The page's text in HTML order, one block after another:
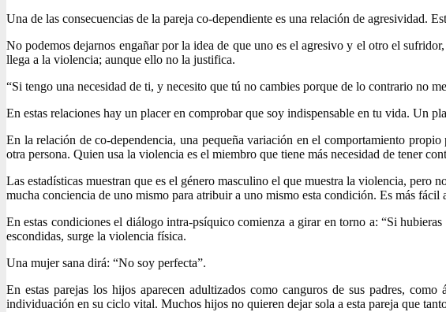
Una de las consecuencias de la pareja co-dependiente es una relación de agresividad.
No podemos dejarnos engañar por la idea de que uno es el agresivo y el otro el
llega a la violencia; aunque ello no la justifica.
“Si tengo una necesidad de ti, y necesito que tú no cambies porque de lo contrario no
En estas relaciones hay un placer en comprobar que soy indispensable en tu vida. Un
En la relación de co-dependencia, una pequeña variación en el comportamiento
otra persona. Quien usa la violencia es el miembro que tiene más necesidad de tener
Las estadísticas muestran que es el género masculino el que muestra la violencia, pero
mucha conciencia de uno mismo para atribuir a uno mismo esta condición. Es más fácil
En estas condiciones el diálogo intra-psíquico comienza a girar en torno a: “Si
escondidas, surge la violencia física.
Una mujer sana dirá: “No soy perfecta”.
En estas parejas los hijos aparecen adultizados como canguros de sus padres,
individuación en su ciclo vital. Muchos hijos no quieren dejar sola a esta pareja que